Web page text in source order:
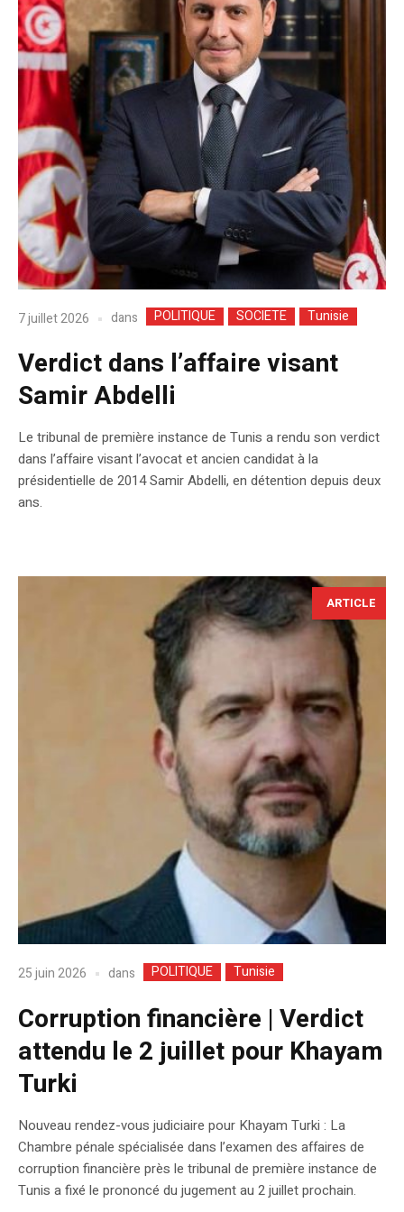
7 juillet 2026 dans POLITIQUE SOCIETE Tunisie
Verdict dans l’affaire visant
Samir Abdelli
Le tribunal de première instance de Tunis a rendu son verdict
dans l’affaire visant l’avocat et ancien candidat à la
présidentielle de 2014 Samir Abdelli, en détention depuis deux
ans.
ARTICLE
25 juin 2026 dans POLITIQUE Tunisie
Corruption financière | Verdict
attendu le 2 juillet pour Khayam
Turki
Nouveau rendez-vous judiciaire pour Khayam Turki : La
Chambre pénale spécialisée dans l’examen des affaires de
corruption financière près le tribunal de première instance de
Tunis a fixé le prononcé du jugement au 2 juillet prochain.